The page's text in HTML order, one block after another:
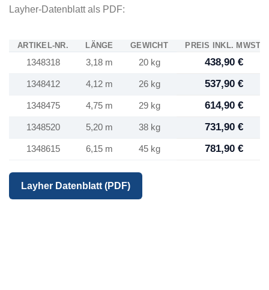
Layher-Datenblatt als PDF:
ARTIKEL-NR. LÄNGE GEWICHT PREIS INKL. MWST.
1348318 3,18 m 20 kg 438,90 €
1348412 4,12 m 26 kg 537,90 €
1348475 4,75 m 29 kg 614,90 €
1348520 5,20 m 38 kg 731,90 €
1348615 6,15 m 45 kg 781,90 €
Layher Datenblatt (PDF)